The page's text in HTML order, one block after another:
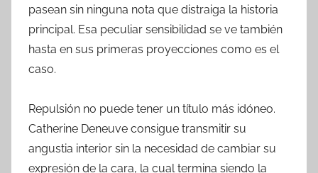
pasean sin ninguna nota que distraiga la historia
principal. Esa peculiar sensibilidad se ve también
hasta en sus primeras proyecciones como es el
caso.
Repulsión no puede tener un título más idóneo.
Catherine Deneuve consigue transmitir su
angustia interior sin la necesidad de cambiar su
expresión de la cara, la cual termina siendo la